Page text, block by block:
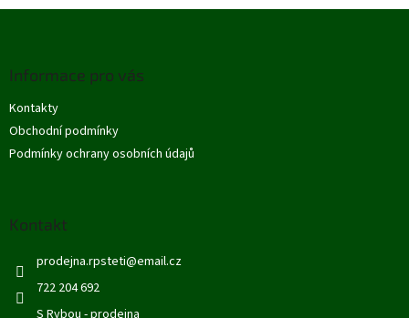
Informace pro vás
Kontakty
Obchodní podmínky
Podmínky ochrany osobních údajů
Kontakt
prodejna.rpsteti@email.cz
722 204 692